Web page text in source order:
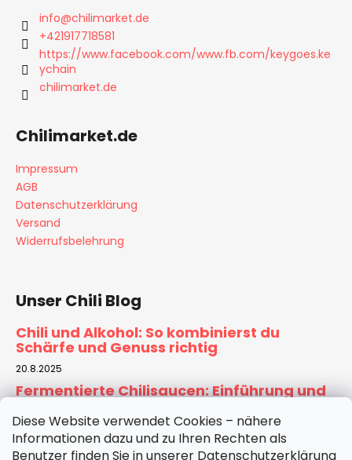
Diese Website verwendet Cookies – nähere
Informationen dazu und zu Ihren Rechten als
Benutzer finden Sie in unserer Datenschutzerklärung
info@chilimarket.de
+421917718581
https://www.facebook.com/www.fb.com/keygoes.ke
ychain
chilimarket.de
Chilimarket.de
Impressum
AGB
Datenschutzerklärung
Versand
Widerrufsbelehrung
Unser Chili Blog
Chili und Alkohol: So kombinierst du
Schärfe und Genuss richtig
20.8.2025
Fermentierte Chilisaucen: Einführung und
6.8.2025
Tomatensauce selber machen: